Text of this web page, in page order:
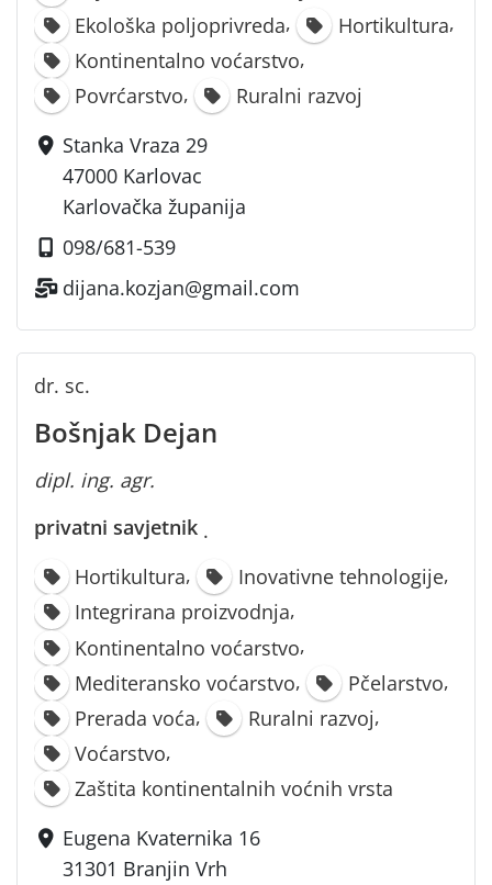
Ekološka poljoprivreda, Hortikultura,
Kontinentalno voćarstvo,
Povrćarstvo,
Ruralni razvoj
Stanka Vraza 29
47000 Karlovac
Karlovačka županija
098/681-539
dijana.kozjan@gmail.com
dr. sc.
Bošnjak Dejan
dipl. ing. agr.
privatni savjetnik ·
Hortikultura, Inovativne tehnologije,
Integrirana proizvodnja,
Kontinentalno voćarstvo,
Mediteransko voćarstvo, Pčelarstvo,
Prerada voća, Ruralni razvoj,
Voćarstvo,
Zaštita kontinentalnih voćnih vrsta
Eugena Kvaternika 16
31301 Branjin Vrh